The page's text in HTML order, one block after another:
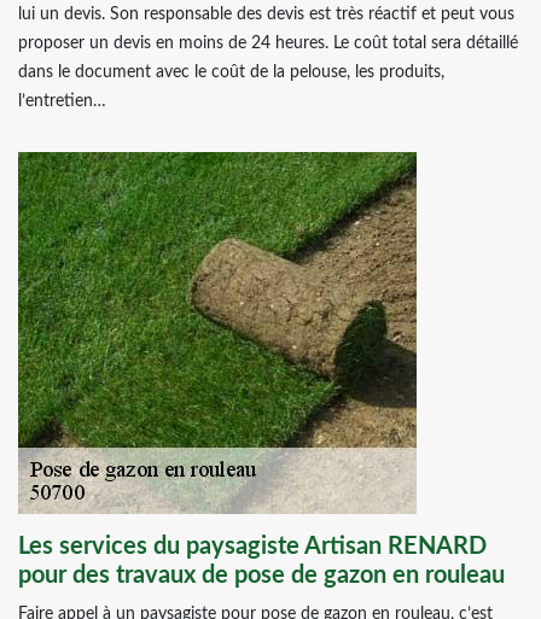
lui un devis. Son responsable des devis est très réactif et peut vous
proposer un devis en moins de 24 heures. Le coût total sera détaillé
dans le document avec le coût de la pelouse, les produits,
l’entretien…
Les services du paysagiste Artisan RENARD
pour des travaux de pose de gazon en rouleau
Faire appel à un paysagiste pour pose de gazon en rouleau, c’est